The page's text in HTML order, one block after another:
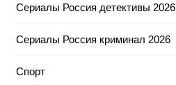
Сериалы Россия детективы 2026
Сериалы Россия криминал 2026
Спорт